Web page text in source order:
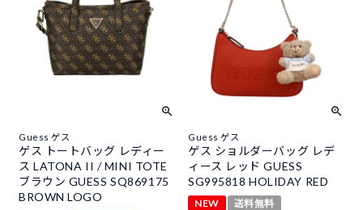
Guess ゲス
ゲス トートバッグ レディー
ス LATONA II / MINI TOTE
ブラウン GUESS SQ869175
BROWN LOGO
Guess ゲス
ゲス ショルダーバッグ レデ
ィース レッド GUESS
SG995818 HOLIDAY RED
NEW
送料無料